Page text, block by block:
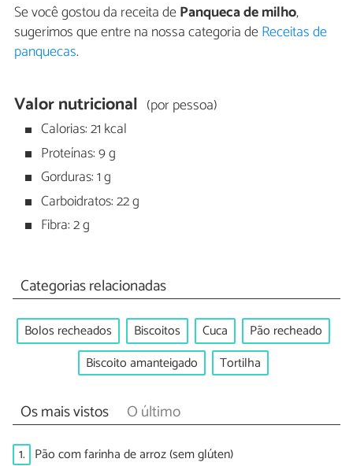
Se você gostou da receita dePanqueca de milho,
sugerimos que entre na nossa categoria deReceitas de
panquecas.
Valor nutricional (por pessoa)
Calorias: 21 kcal
Proteínas: 9 g
Gorduras: 1 g
Carboidratos: 22 g
Fibra: 2 g
Categorias relacionadas
Bolos recheados Biscoitos Cuca
Pão recheado
Biscoito amanteigado
Tortilha
Os mais vistos O último
1. Pão com farinha de arroz (sem glúten)